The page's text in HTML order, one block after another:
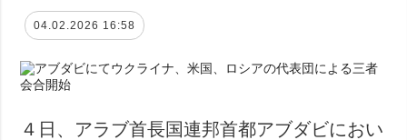
04.02.2026 16:58
４日、アラブ首長国連邦首都アブダビにおい